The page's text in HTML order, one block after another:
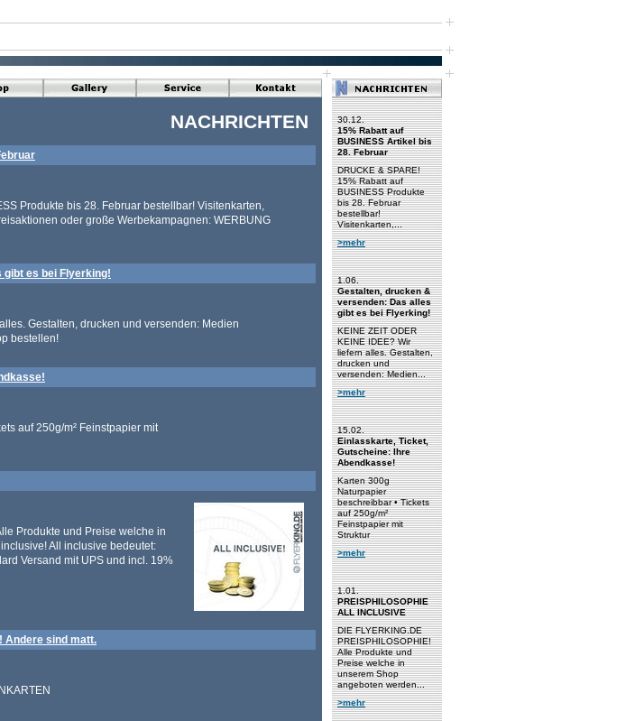
NACHRICHTEN
Produkte bis 28. Februar bestellbar! Visitenkarten,
oder große Werbekampagnen: WERBUNG
es bei Flyerking!
Gestalten, drucken und versenden: Medien
bestellen!
auf 250g/m² Feinstpapier mit
Produkte und Preise welche in
All inclusive bedeutet:
Versand mit UPS und incl. 19%
Andere sind matt.
30.12.
15% Rabatt auf
BUSINESS Artikel bis
28. Februar
DRUCKE & SPARE!
15% Rabatt auf
BUSINESS Produkte
bis 28. Februar
bestellbar!
Visitenkarten,...
>mehr
1.06.
Gestalten, drucken &
versenden: Das alles
gibt es bei Flyerking!
KEINE ZEIT ODER
KEINE IDEE? Wir
liefern alles. Gestalten,
drucken und
versenden: Medien...
>mehr
15.02.
Einlasskarte, Ticket,
Gutscheine: Ihre
Abendkasse!
Karten 300g
Naturpapier
beschreibbar • Tickets
auf 250g/m²
Feinstpapier mit
Struktur
>mehr
1.01.
PREISPHILOSOPHIE
ALL INCLUSIVE
DIE FLYERKING.DE
PREISPHILOSOPHIE!
Alle Produkte und
Preise welche in
unserem Shop
angeboten werden...
>mehr